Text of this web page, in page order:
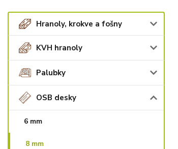
Hranoly, krokve a fošny
KVH hranoly
Palubky
OSB desky
6 mm
8 mm